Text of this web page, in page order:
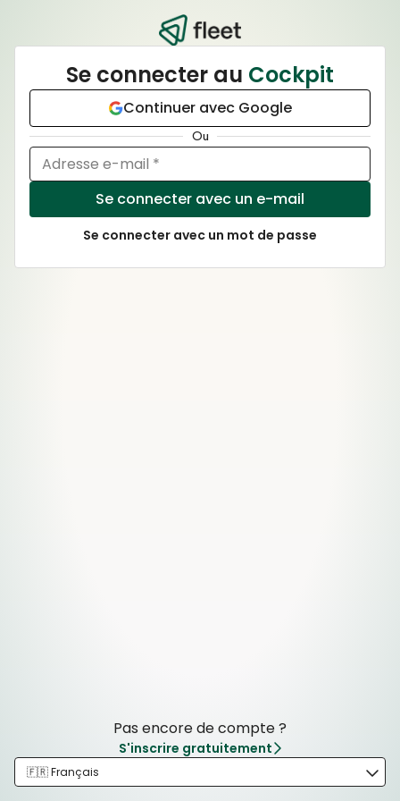
Se connecter au Cockpit
Continuer avec Google
Ou
Adresse e-mail *
Se connecter avec un e-mail
Se connecter avec un mot de passe
Pas encore de compte ?
S'inscrire gratuitement